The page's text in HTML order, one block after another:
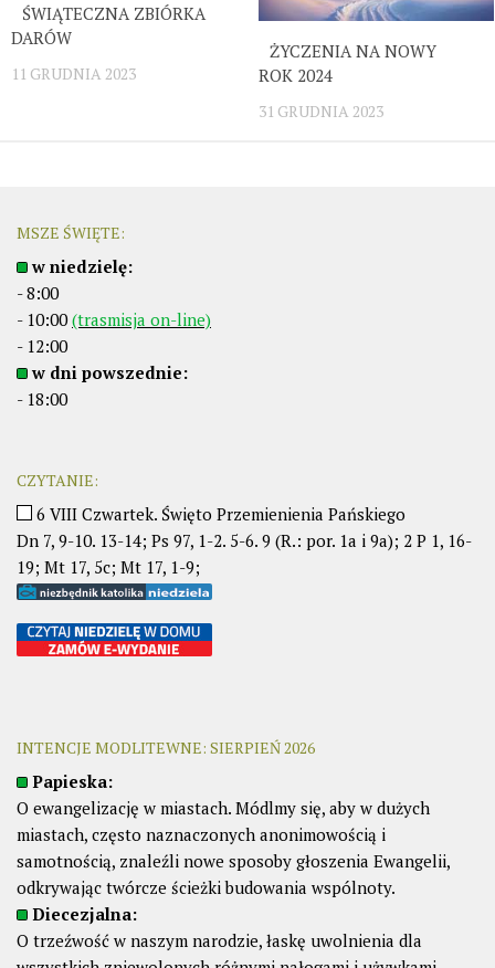
ŚWIĄTECZNA ZBIÓRKA
DARÓW
11 GRUDNIA 2023
ŻYCZENIA NA NOWY
ROK 2024
31 GRUDNIA 2023
MSZE ŚWIĘTE:
w niedzielę:
- 8:00
- 10:00(trasmisja on-line)
- 12:00
w dni powszednie:
- 18:00
CZYTANIE:
6 VIII Czwartek. Święto Przemienienia Pańskiego
Dn 7, 9-10. 13-14; Ps 97, 1-2. 5-6. 9 (R.: por. 1a i 9a); 2 P 1, 16-
19; Mt 17, 5c; Mt 17, 1-9;
INTENCJE MODLITEWNE: SIERPIEŃ 2026
Papieska:
O ewangelizację w miastach. Módlmy się, aby w dużych
miastach, często naznaczonych anonimowością i
samotnością, znaleźli nowe sposoby głoszenia Ewangelii,
odkrywając twórcze ścieżki budowania wspólnoty.
Diecezjalna:
O trzeźwość w naszym narodzie, łaskę uwolnienia dla